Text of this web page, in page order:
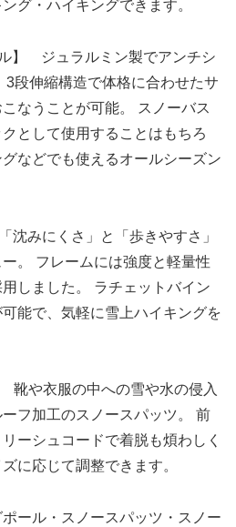
グ・ハイキングできます。
】 ジュラルミン製でアンチシ
3段伸縮構造で体格に合わせたサ
なうことが可能。 スノーバス
として使用することはもちろ
などでも使えるオールシーズン
みにくさ」と「歩きやすさ」
。 フレームには強度と軽量性
しました。 ラチェットバイン
能で、気軽に雪上ハイキングを
や衣服の中への雪や水の侵入
フ加工のスノースパッツ。 前
ーシュコードで着脱も煩わしく
に応じて調整できます。
ポール・スノースパッツ・スノー